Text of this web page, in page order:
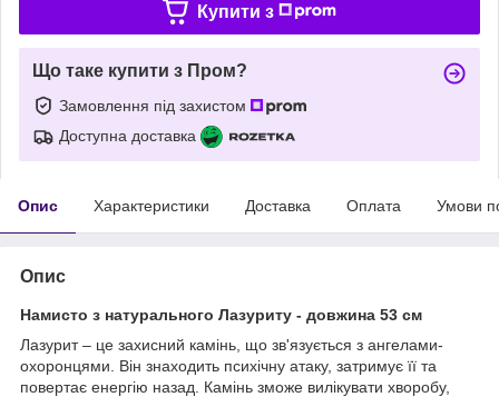
Купити з
Що таке купити з Пром?
Замовлення під захистом
Доступна доставка
Опис Характеристики Доставка Оплата Умови
Опис
Намисто з натурального Лазуриту - довжина 53 см
Лазурит – це захисний камінь, що зв'язується з ангелами-
охоронцями. Він знаходить психічну атаку, затримує її та
повертає енергію назад. Камінь зможе вилікувати хворобу,